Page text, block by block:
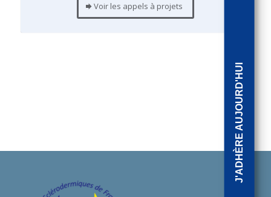
Voir les appels à projets
J'ADHÈRE AUJOURD'HUI